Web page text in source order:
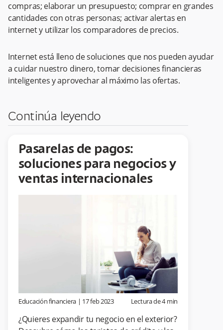
compras; elaborar un presupuesto; comprar en grandes
cantidades con otras personas; activar alertas en
internet y utilizar los comparadores de precios.
Internet está lleno de soluciones que nos pueden ayudar
a cuidar nuestro dinero, tomar decisiones financieras
inteligentes y aprovechar al máximo las ofertas.
Continúa leyendo
Pasarelas de pagos:
soluciones para negocios y
ventas internacionales
Educación financiera | 17 feb 2023 Lectura de4min
¿Quieres expandir tu negocio en el exterior?